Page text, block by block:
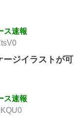
ス速報
ージイラストが可
ス速報